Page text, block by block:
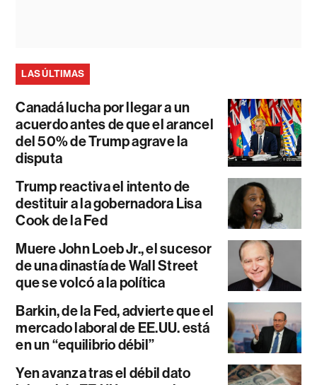
LAS ÚLTIMAS
Canadá lucha por llegar a un
acuerdo antes de que el arancel
del 50% de Trump agrave la
disputa
Trump reactiva el intento de
destituir a la gobernadora Lisa
Cook de la Fed
Muere John Loeb Jr., el sucesor
de una dinastía de Wall Street
que se volcó a la política
Barkin, de la Fed, advierte que el
mercado laboral de EE.UU. está
en un “equilibrio débil”
Yen avanza tras el débil dato